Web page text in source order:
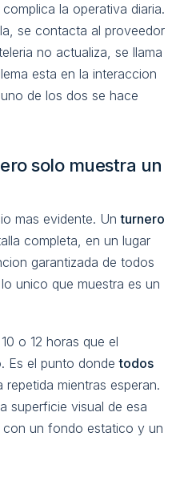
la operativa diaria.
se contacta al proveedor
no actualiza, se llama
esta en la interaccion
de los dos se hace
solo muestra un
mas evidente. Unturnero
completa, en un lugar
garantizada de todos
unico que muestra es un
o 12 horas que el
Es el punto dondetodos
repetida mientras esperan.
superficie visual de esa
con un fondo estatico y un